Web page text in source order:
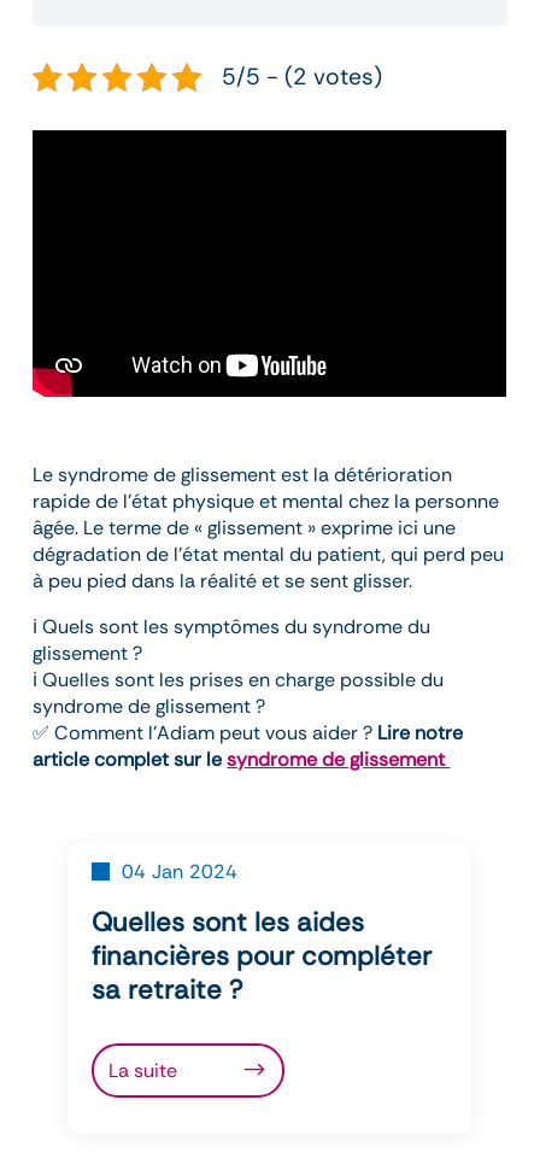
5/5 - (2 votes)
Le syndrome de glissement est la détérioration
rapide de l’état physique et mental chez la personne
âgée. Le terme de « glissement » exprime ici une
dégradation de l’état mental du patient, qui perd peu
à peu pied dans la réalité et se sent glisser.
ℹ️ Quels sont les symptômes du syndrome du
glissement ?
ℹ️ Quelles sont les prises en charge possible du
syndrome de glissement ?
✅ Comment l’Adiam peut vous aider ? Lire notre
article complet sur lesyndrome de glissement
Jan
04 2024
Quelles sont les aides
financières pour compléter
sa retraite ?
La suite